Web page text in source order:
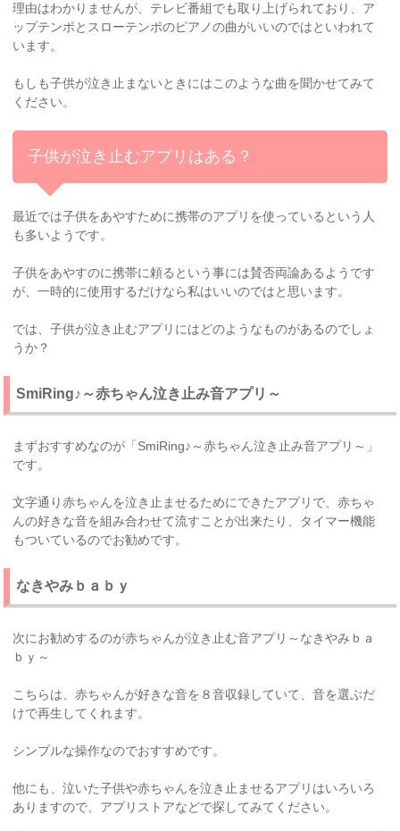
理由はわかりませんが、テレビ番組でも取り上げられており、ア
ップテンポとスローテンポのピアノの曲がいいのではといわれて
います。
もしも子供が泣き止まないときにはこのような曲を聞かせてみて
ください。
子供が泣き止むアプリはある？
最近では子供をあやすために携帯のアプリを使っているという人
も多いようです。
子供をあやすのに携帯に頼るという事には賛否両論あるようです
が、一時的に使用するだけなら私はいいのではと思います。
では、子供が泣き止むアプリにはどのようなものがあるのでしょ
うか？
SmiRing♪～赤ちゃん泣き止み音アプリ～
まずおすすめなのが「SmiRing♪～赤ちゃん泣き止み音アプリ～」
です。
文字通り赤ちゃんを泣き止ませるためにできたアプリで、赤ちゃ
んの好きな音を組み合わせて流すことが出来たり、タイマー機能
もついているのでお勧めです。
なきやみｂａｂｙ
次にお勧めするのが赤ちゃんが泣き止む音アプリ～なきやみｂａ
ｂｙ～
こちらは、赤ちゃんが好きな音を８音収録していて、音を選ぶだ
けで再生してくれます。
シンプルな操作なのでおすすめです。
他にも、泣いた子供や赤ちゃんを泣き止ませるアプリはいろいろ
ありますので、アプリストアなどで探してみてください。